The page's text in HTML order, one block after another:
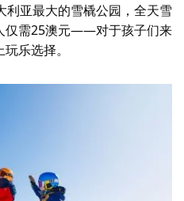
亚最大的雪橇公园，全天雪
仅需25澳元——对于孩子们来
乐选择。